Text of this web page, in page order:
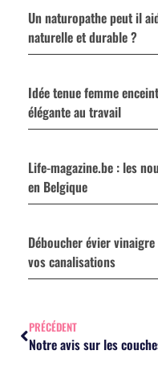
Un naturopathe peut il
naturelle et durable ?
Idée tenue femme
élégante au travail
Life-magazine.be : les
en Belgique
Déboucher évier
vos canalisations
PRÉCÉDENT